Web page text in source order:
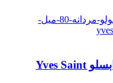
عطر ایو سن لورن ام سون عود ابسلو Yves Saint